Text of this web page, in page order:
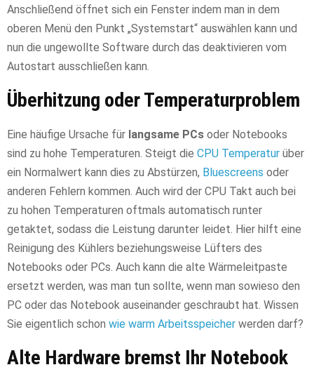
Anschließend öffnet sich ein Fenster indem man in dem
oberen Menü den Punkt „Systemstart“ auswählen kann und
nun die ungewollte Software durch das deaktivieren vom
Autostart ausschließen kann.
Überhitzung oder Temperaturproblem
Eine häufige Ursache für langsame PCs oder Notebooks
sind zu hohe Temperaturen. Steigt die CPU Temperatur über
ein Normalwert kann dies zu Abstürzen, Bluescreens oder
anderen Fehlern kommen. Auch wird der CPU Takt auch bei
zu hohen Temperaturen oftmals automatisch runter
getaktet, sodass die Leistung darunter leidet. Hier hilft eine
Reinigung des Kühlers beziehungsweise Lüfters des
Notebooks oder PCs. Auch kann die alte Wärmeleitpaste
ersetzt werden, was man tun sollte, wenn man sowieso den
PC oder das Notebook auseinander geschraubt hat. Wissen
Sie eigentlich schon wie warm Arbeitsspeicher werden darf?
Alte Hardware bremst Ihr Notebook